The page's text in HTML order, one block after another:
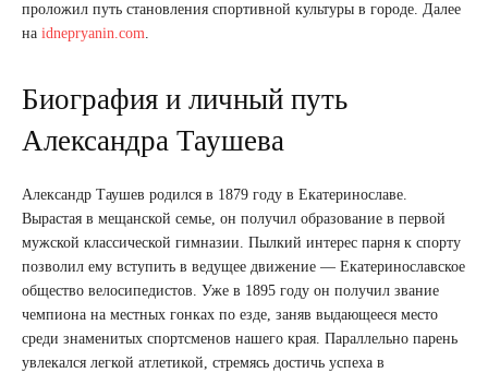
проложил путь становления спортивной культуры в городе. Далее
на idnepryanin.com.
Биография и личный путь
Александра Таушева
Александр Таушев родился в 1879 году в Екатеринославе.
Вырастая в мещанской семье, он получил образование в первой
мужской классической гимназии. Пылкий интерес парня к спорту
позволил ему вступить в ведущее движение — Екатеринославское
общество велосипедистов. Уже в 1895 году он получил звание
чемпиона на местных гонках по езде, заняв выдающееся место
среди знаменитых спортсменов нашего края. Параллельно парень
увлекался легкой атлетикой, стремясь достичь успеха в